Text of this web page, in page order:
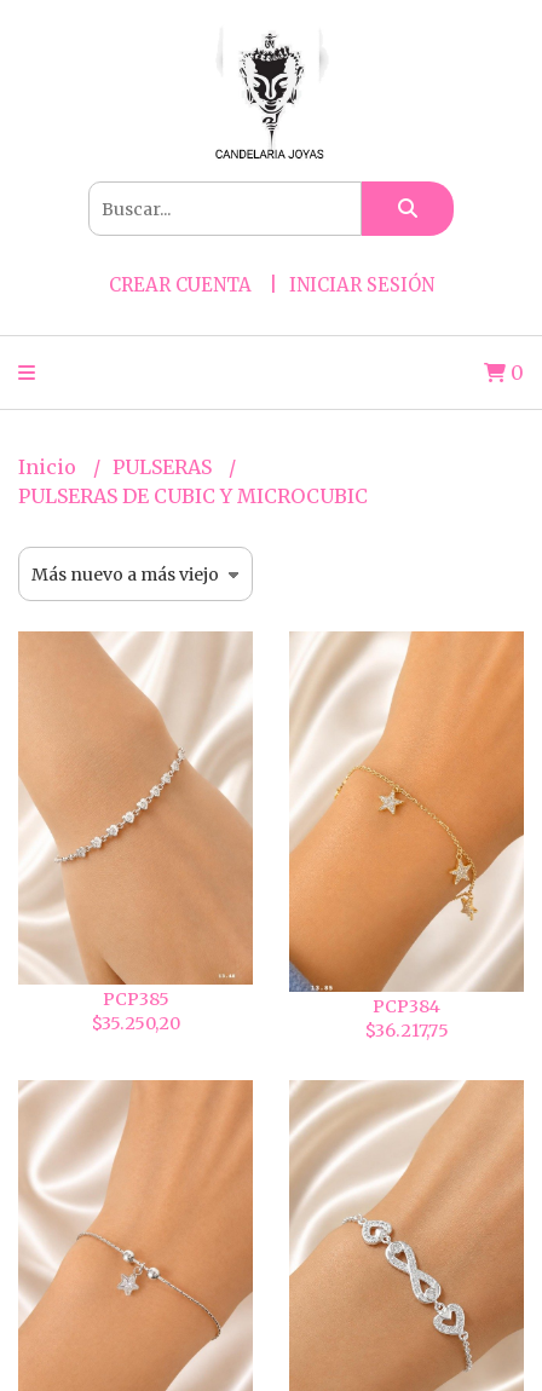
CREAR CUENTA INICIAR SESIÓN
0
Inicio
PULSERAS
PULSERAS DE CUBIC Y MICROCUBIC
PCP385
$35.250,20
PCP384
$36.217,75